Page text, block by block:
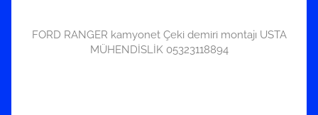
FORD RANGER kamyonet Çeki demiri montajı USTA
MÜHENDİSLİK 05323118894